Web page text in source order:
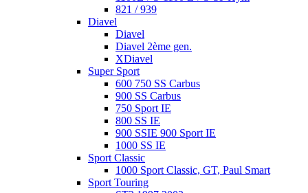
821 / 939
Diavel
Diavel
Diavel 2ème gen.
XDiavel
Super Sport
600 750 SS Carbus
900 SS Carbus
750 Sport IE
800 SS IE
900 SSIE 900 Sport IE
1000 SS IE
Sport Classic
1000 Sport Classic, GT, Paul Smart
Sport Touring